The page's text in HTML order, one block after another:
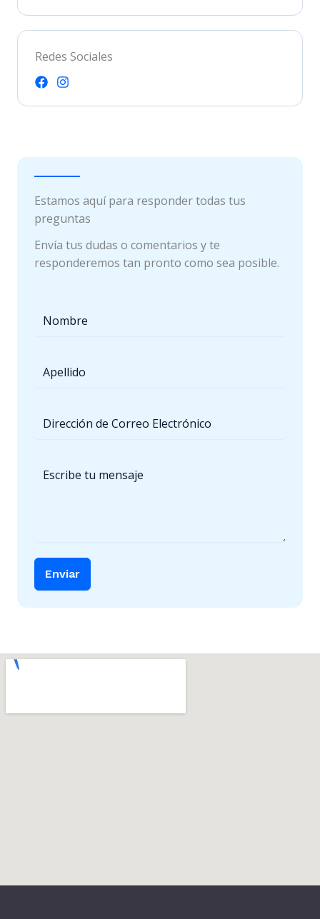
Redes Sociales
Estamos aquí para responder todas tus
preguntas
Envía tus dudas o comentarios y te
responderemos tan pronto como sea posible.
Enviar